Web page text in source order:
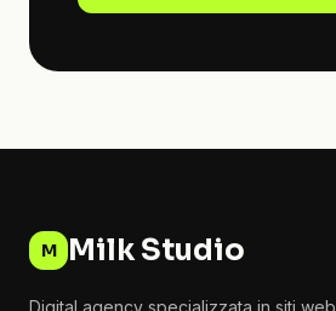
M Milk Studio
Digital agency specializzata in siti web,